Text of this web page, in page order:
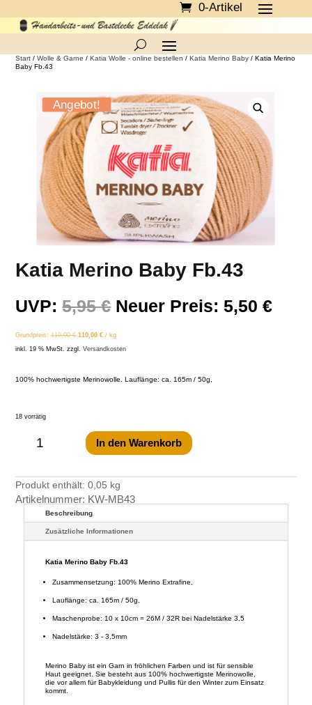
0-Artikel
Start /Wolle & Garne /Katia Wolle - online bestellen /Katia Merino Baby / Katia Merino
Baby Fb.43
Angebot!
Katia Merino Baby Fb.43
UVP: 5,95€ Ursprünglicher
war:
5,95 €
Neuer Preis: 5,50€
Grundpreis:119,00€ 110,00€ / kg
inkl. 19 % MwSt.
zzgl.Versandkosten
100% hochwertigste Merinowolle. Lauflänge: ca. 165m / 50g,
18 vorrätig
Katia
Baby
Fb.43 In den Warenkorb
Produkt enthält: 0,05 kg
Artikelnummer: KW-MB43
Beschreibung
Zusätzliche Informationen
Katia Merino Baby Fb.43
Zusammensetzung: 100% Merino Extrafine,
Lauflänge: ca. 165m / 50g,
Maschenprobe: 10 x 10cm = 26M / 32R bei Nadelstärke 3,5
Nadelstärke: 3 - 3,5mm
Merino Baby ist ein Garn in fröhlichen Farben und ist für sensible
Haut geeignet. Sie besteht aus 100% hochwertigste Merinowolle,
die vor allem für Babykleidung und Pullis für den Winter zum Einsatz
kommt.